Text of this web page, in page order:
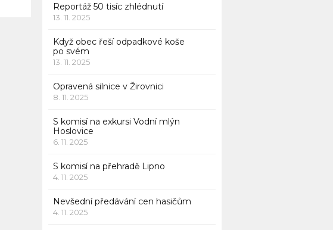
Reportáž 50 tisíc zhlédnutí
13. 11. 2025
Když obec řeší odpadkové koše
po svém
13. 11. 2025
Opravená silnice v Žirovnici
8. 11. 2025
S komisí na exkursi Vodní mlýn
Hoslovice
6. 11. 2025
S komisí na přehradě Lipno
4. 11. 2025
Nevšední předávání cen hasičům
4. 11. 2025